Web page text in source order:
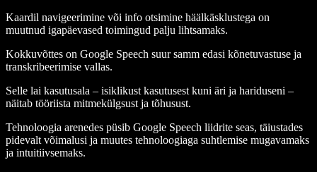
Kaardil navigeerimine või info otsimine häälkäsklustega on
muutnud igapäevased toimingud palju lihtsamaks.
Kokkuvõttes on Google Speech suur samm edasi kõnetuvastuse ja
transkribeerimise vallas.
Selle lai kasutusala – isiklikust kasutusest kuni äri ja hariduseni –
näitab tööriista mitmekülgsust ja tõhusust.
Tehnoloogia arenedes püsib Google Speech liidrite seas, täiustades
pidevalt võimalusi ja muutes tehnoloogiaga suhtlemise mugavamaks
ja intuitiivsemaks.